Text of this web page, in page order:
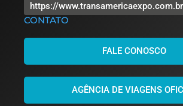
https://
CONTATO
FALE CONOSCO
AGÊNCIA DE VIAGENS